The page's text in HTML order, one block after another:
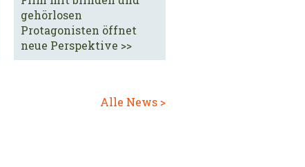
gehörlosen
Protagonisten öffnet
neue Perspektive >>
Alle News >